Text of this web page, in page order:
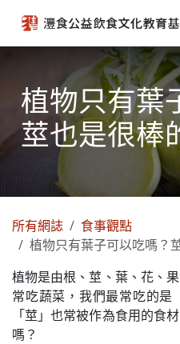
植物只有葉
莖也是很棒
所有網誌
食事觀點
植物只有葉子可以吃嗎？
植物是由根、莖、葉、花、
常吃蔬菜，我們最常吃的是
「莖」也常被作為食用的食
嗎？